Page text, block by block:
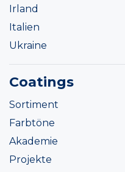
Irland
Italien
Ukraine
Coatings
Sortiment
Farbtöne
Akademie
Projekte